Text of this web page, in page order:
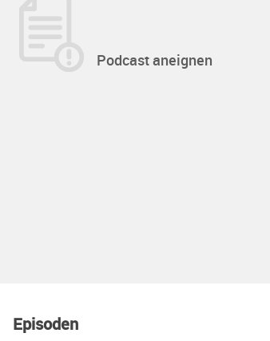
Podcast aneignen
Episoden